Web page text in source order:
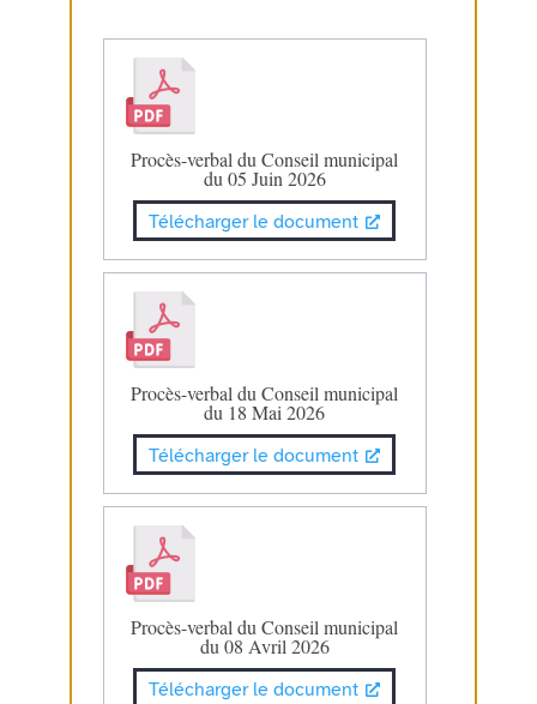
Procès-verbal du Conseil municipal
du 05 Juin 2026
Télécharger le document
Procès-verbal du Conseil municipal
du 18 Mai 2026
Télécharger le document
Procès-verbal du Conseil municipal
du 08 Avril 2026
Télécharger le document